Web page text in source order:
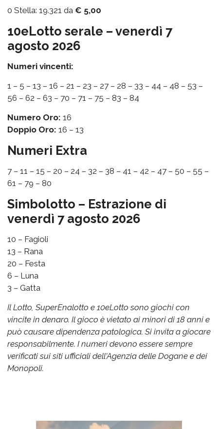
0 Stella: 19.321 da € 5,00
10eLotto serale – venerdì 7
agosto 2026
Numeri vincenti:
1 – 5 – 13 – 16 – 21 – 23 – 27 – 28 – 33 – 44 – 48 – 53 –
56 – 62 – 63 – 70 – 71 – 75 – 83 – 84
Numero Oro: 16
Doppio Oro: 16 – 13
Numeri Extra
7 – 11 – 15 – 20 – 24 – 32 – 38 – 41 – 42 – 47 – 50 – 55 –
61 – 79 – 80
Simbolotto – Estrazione di
venerdì 7 agosto 2026
10 – Fagioli
13 – Rana
20 – Festa
6 – Luna
3 – Gatta
Il Lotto, SuperEnalotto e 10eLotto sono giochi con
vincite in denaro. Il gioco è vietato ai minori di 18 anni e
può causare dipendenza patologica. Si invita a giocare
responsabilmente. I numeri devono essere sempre
verificati sui siti ufficiali dell'Agenzia delle Dogane e dei
Monopoli.